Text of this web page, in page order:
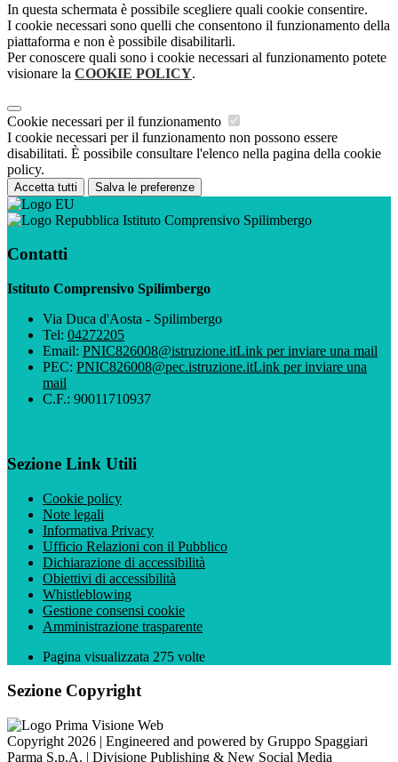
In questa schermata è possibile scegliere quali cookie consentire.
I cookie necessari sono quelli che consentono il funzionamento della
piattaforma e non è possibile disabilitarli.
Per conoscere quali sono i cookie necessari al funzionamento potete
visionare la COOKIE POLICY.
Cookie necessari per il funzionamento
I cookie necessari per il funzionamento non possono essere
disabilitati. È possibile consultare l'elenco nella pagina della cookie
policy.
Accetta tutti Salva le preferenze
Istituto Comprensivo Spilimbergo
Contatti
Istituto Comprensivo Spilimbergo
Via Duca d'Aosta - Spilimbergo
Tel: 04272205
Email: PNIC826008@istruzione.itLink per inviare una mail
PEC: PNIC826008@pec.istruzione.itLink per inviare una
mail
C.F.: 90011710937
Sezione Link Utili
Cookie policy
Note legali
Informativa Privacy
Ufficio Relazioni con il Pubblico
Dichiarazione di accessibilità
Obiettivi di accessibilità
Whistleblowing
Gestione consensi cookie
Amministrazione trasparente
Pagina visualizzata 275 volte
Sezione Copyright
Copyright 2026 | Engineered and powered by Gruppo Spaggiari
Parma S.p.A. | Divisione Publishing & New Social Media